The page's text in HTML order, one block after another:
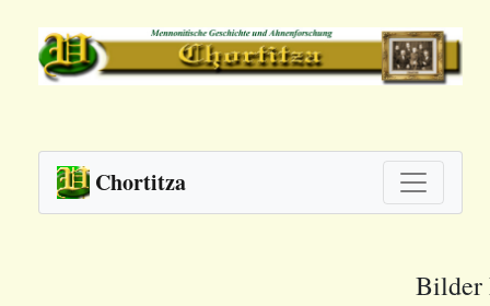
Chortitza
Bilder